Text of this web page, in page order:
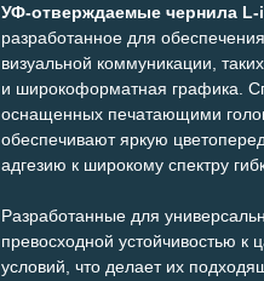
УФ-отверждаемые чернила L-
разработанное для
визуальной коммуникации,
и широкоформатная графика.
оснащенных печатающими
обеспечивают яркую
адгезию к широкому спектру
Разработанные для
превосходной устойчивостью
условий, что делает их